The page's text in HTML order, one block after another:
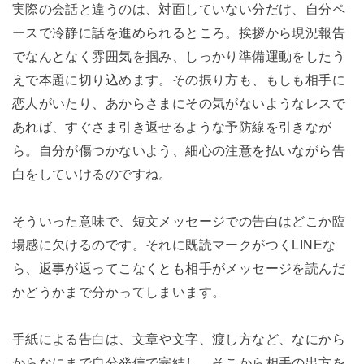
実際の会話と違うのは、対面していない分だけ、自分ペ
ースで冷静に話を進められるところ。挨拶から現況報告
でなんとなく雰囲気を掴み、しっかり準備運動をしたう
えで本題に切り込めます。その振り方も、もしも相手に
恋人がいたり、あからさまにその気がないようなレスで
あれば、すぐさま引き返せるような予防線を引きなが
ら。自分が傷つかないよう、細心の注意を払いながら告
白をしていけるのですね。
そういった意味で、短文メッセージでの告白はどこか臨
場感に欠けるのです。それに既読マークがつくLINEな
ら、返事が返ってこなくとも相手がメッセージを読んだ
かどうかまで分かってしまいます。
手紙による告白は、文章や文字、渡し方など、なにから